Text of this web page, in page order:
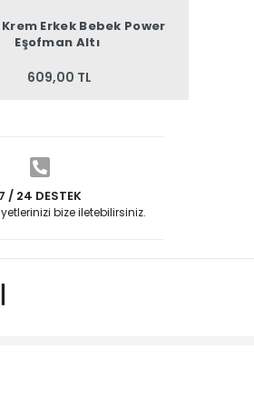
Krem Erkek Bebek Power
Eşofman Altı
609,00 TL
7 / 24 DESTEK
bize iletebilirsiniz.